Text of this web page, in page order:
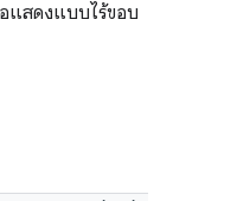
แสดงแบบไร้ขอบ